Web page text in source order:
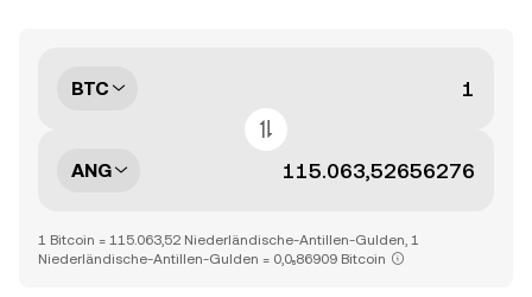
BTC
ANG
1 Bitcoin = 115.063,52 Niederländische-Antillen-Gulden, 1
Niederländische-Antillen-Gulden = 0,0₅86909 Bitcoin